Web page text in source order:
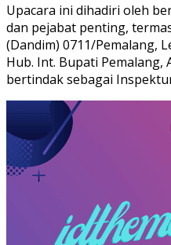
Upacara ini dihadiri oleh
dan pejabat penting,
(Dandim) 0711/Pemalang,
Hub. Int. Bupati Pemalang,
bertindak sebagai